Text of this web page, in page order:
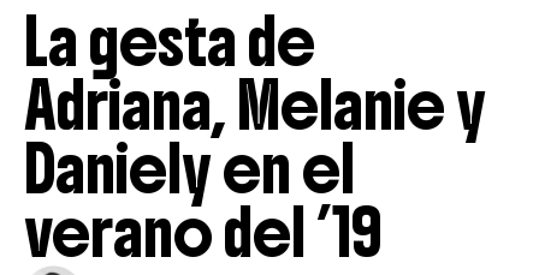
La gesta de
Adriana, Melanie y
Daniely en el
verano del ’19